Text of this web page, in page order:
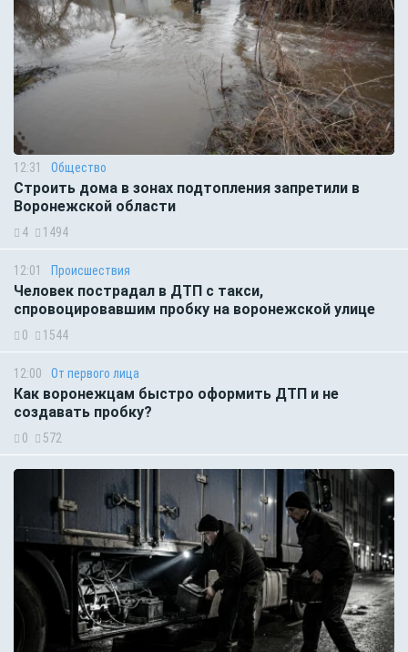
12:31 Общество
Строить дома в зонах подтопления запретили в
Воронежской области
4 1494
12:01 Происшествия
Человек пострадал в ДТП с такси,
спровоцировавшим пробку на воронежской улице
0 1544
12:00 От первого лица
Как воронежцам быстро оформить ДТП и не
создавать пробку?
0 572